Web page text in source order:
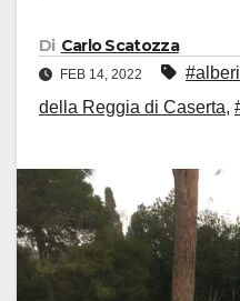
Di Carlo Scatozza
FEB 14, 2022 #alberi
della Reggia di Caserta,